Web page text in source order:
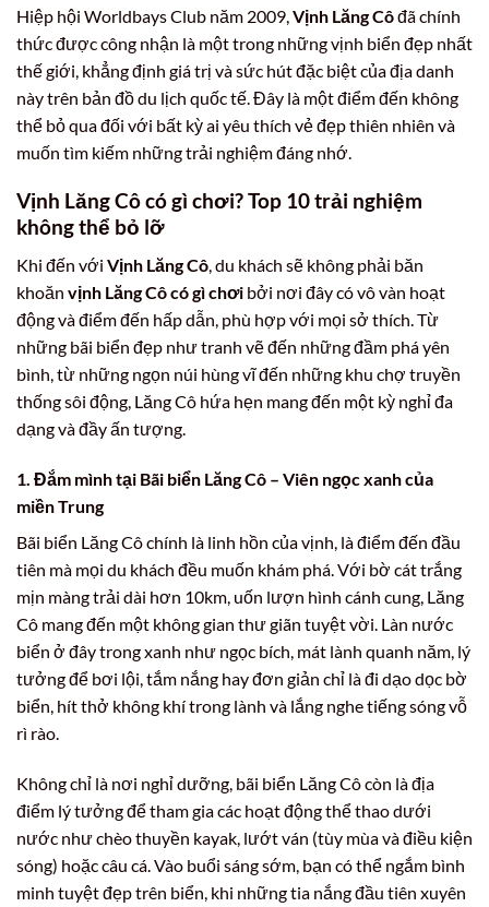
Hiệp hội Worldbays Club năm 2009, Vịnh Lăng Côđã chính
thức được công nhận là một trong những vịnh biển đẹp nhất
thế giới, khẳng định giá trị và sức hút đặc biệt của địa danh
này trên bản đồ du lịch quốc tế. Đây là một điểm đến không
thể bỏ qua đối với bất kỳ ai yêu thích vẻ đẹp thiên nhiên và
muốn tìm kiếm những trải nghiệm đáng nhớ.
Vịnh Lăng Cô có gì chơi? Top 10 trải nghiệm
không thể bỏ lỡ
Khi đến với Vịnh Lăng Cô, du khách sẽ không phải băn
khoăn vịnh Lăng Cô có gì chơi bởi nơi đây có vô vàn hoạt
động và điểm đến hấp dẫn, phù hợp với mọi sở thích. Từ
những bãi biển đẹp như tranh vẽ đến những đầm phá yên
bình, từ những ngọn núi hùng vĩ đến những khu chợ truyền
thống sôi động, Lăng Cô hứa hẹn mang đến một kỳ nghỉ đa
dạng và đầy ấn tượng.
1. Đắm mình tại Bãi biển Lăng Cô – Viên ngọc xanh của
miền Trung
Bãi biển Lăng Cô chính là linh hồn của vịnh, là điểm đến đầu
tiên mà mọi du khách đều muốn khám phá. Với bờ cát trắng
mịn màng trải dài hơn 10km, uốn lượn hình cánh cung, Lăng
Cô mang đến một không gian thư giãn tuyệt vời. Làn nước
biển ở đây trong xanh như ngọc bích, mát lành quanh năm, lý
tưởng để bơi lội, tắm nắng hay đơn giản chỉ là đi dạo dọc bờ
biển, hít thở không khí trong lành và lắng nghe tiếng sóng vỗ
rì rào.
Không chỉ là nơi nghỉ dưỡng, bãi biển Lăng Cô còn là địa
điểm lý tưởng để tham gia các hoạt động thể thao dưới
nước như chèo thuyền kayak, lướt ván (tùy mùa và điều kiện
sóng) hoặc câu cá. Vào buổi sáng sớm, bạn có thể ngắm bình
minh tuyệt đẹp trên biển, khi những tia nắng đầu tiên xuyên